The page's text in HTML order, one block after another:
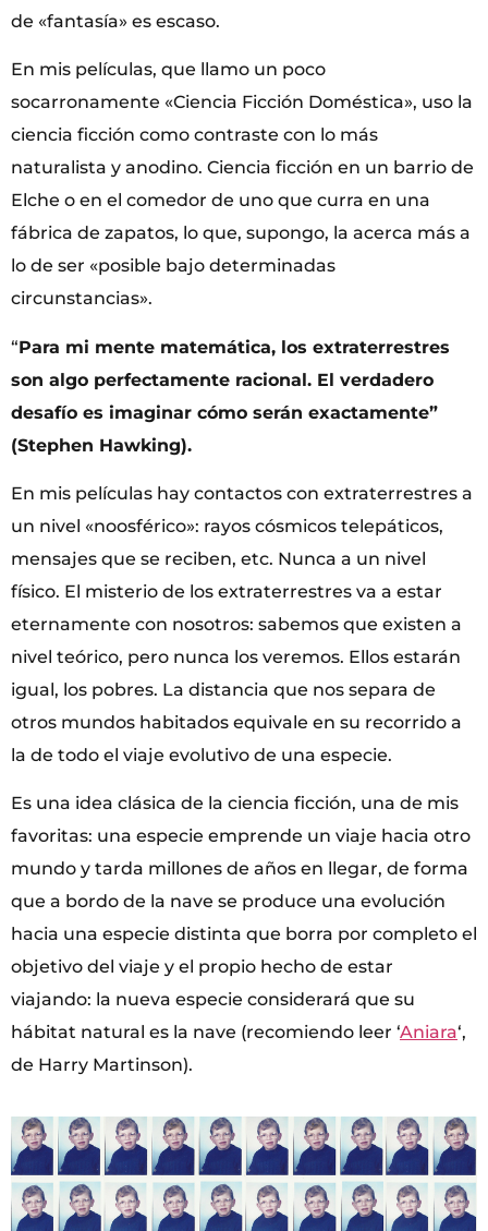
de «fantasía» es escaso.
En mis películas, que llamo un poco
socarronamente «Ciencia Ficción Doméstica», uso la
ciencia ficción como contraste con lo más
naturalista y anodino. Ciencia ficción en un barrio de
Elche o en el comedor de uno que curra en una
fábrica de zapatos, lo que, supongo, la acerca más a
lo de ser «posible bajo determinadas
circunstancias».
“Para mi mente matemática, los extraterrestres
son algo perfectamente racional. El verdadero
desafío es imaginar cómo serán exactamente”
(Stephen Hawking).
En mis películas hay contactos con extraterrestres a
un nivel «noosférico»: rayos cósmicos telepáticos,
mensajes que se reciben, etc. Nunca a un nivel
físico. El misterio de los extraterrestres va a estar
eternamente con nosotros: sabemos que existen a
nivel teórico, pero nunca los veremos. Ellos estarán
igual, los pobres. La distancia que nos separa de
otros mundos habitados equivale en su recorrido a
la de todo el viaje evolutivo de una especie.
Es una idea clásica de la ciencia ficción, una de mis
favoritas: una especie emprende un viaje hacia otro
mundo y tarda millones de años en llegar, de forma
que a bordo de la nave se produce una evolución
hacia una especie distinta que borra por completo el
objetivo del viaje y el propio hecho de estar
viajando: la nueva especie considerará que su
hábitat natural es la nave (recomiendo leer ‘Aniara‘,
de Harry Martinson).